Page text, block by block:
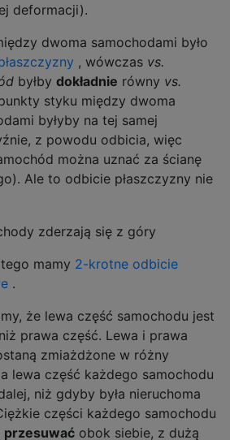
deformacji).
dwoma samochodami było
, wówczas vs.
byłby dokładnie równy vs.
styku między dwoma
byłyby na tej samej
z powodu odbicia, więc
można uznać za ścianę
Ale to odbicie płaszczyzny nie
mamy 2-krotne odbicie
.
że lewa część samochodu jest
prawa część. Lewa i prawa
zmiażdżone w różny
lewa część każdego samochodu
niż gdyby była nieruchoma
części każdego samochodu
przesuwać obok siebie, z dużą